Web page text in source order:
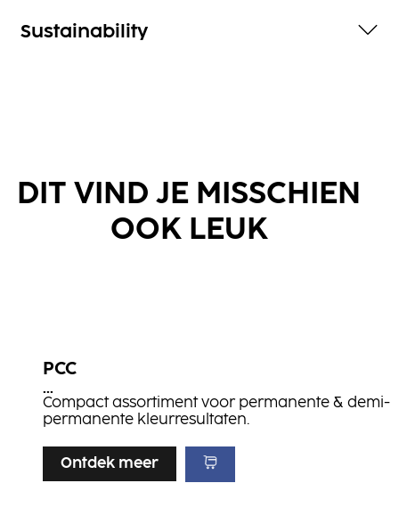
Sustainability
DIT VIND JE MISSCHIEN
OOK LEUK
PCC
...
Compact assortiment voor permanente & demi-
permanente kleurresultaten.
Ontdek meer